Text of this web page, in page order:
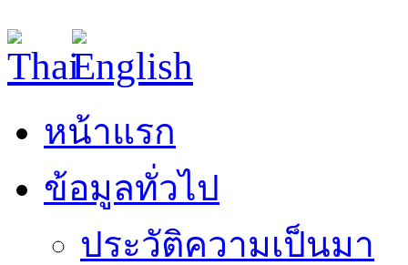
หน้าแรก
ข้อมูลทั่วไป
ประวัติความเป็นมา